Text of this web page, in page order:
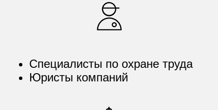
Специалисты по охране труда
Юристы компаний